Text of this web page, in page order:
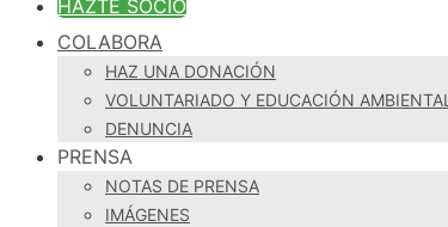
HAZTE SOCIO
COLABORA
HAZ UNA DONACIÓN
VOLUNTARIADO Y EDUCACIÓN AMBIENTAL
DENUNCIA
PRENSA
NOTAS DE PRENSA
IMÁGENES